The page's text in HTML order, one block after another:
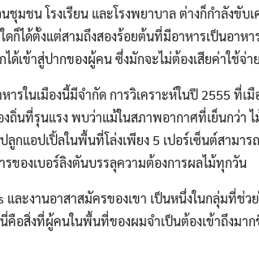
ชน โรงเรียน และโรงพยาบาล ต่างก็กำลังขับเ
ดก็ได้ตั้งแต่สามถึงสองร้อยต้นที่มีอาหารเป็นอาห
เข้าสู่ปากของผู้คน ซึ่งมักจะไม่ต้องเสียค่าใช้จ่า
ในเมืองนี้มีจำกัด การวิเคราะห์ในปี 2555 ที่เมื
งถิ่นที่รุนแรง พบว่าแม้ในสภาพอากาศที่เย็นกว่า
แอปเปิ้ลในพื้นที่โล่งเพียง 5 เปอร์เซ็นต์สามาร
ของเบอร์ลิงตันบรรลุความต้องการผลไม้ทุกวัน
ละงานอาสาสมัครของเขา เป็นหนึ่งในกลุ่มที่ช่ว
คือสิ่งที่ผู้คนในพื้นที่ของผมจำเป็นต้องเข้าถึงมา